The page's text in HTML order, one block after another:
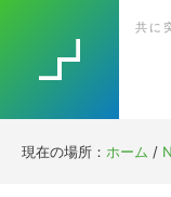
共に
現在の場所： ホーム /